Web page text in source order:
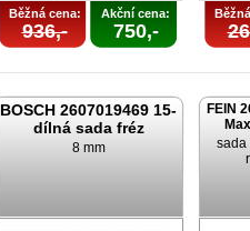
Běžná cena:
936,-
Akční cena:
750,-
BOSCH 2607019469 15-
dílná sada fréz
8 mm
FEIN
sada